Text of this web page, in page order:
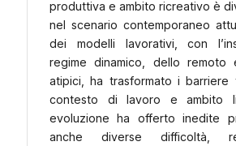
produttiva e ambito ricreativo è
nel scenario contemporaneo
dei modelli lavorativi, con
regime dinamico, dello remoto
atipici, ha trasformato i barriere
contesto di lavoro e ambito
evoluzione ha offerto inedite
anche diverse difficoltà,